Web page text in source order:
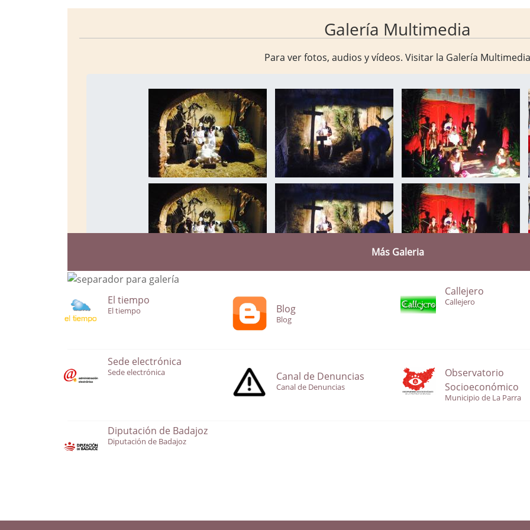
Galería Multimedia
Para ver fotos, audios y vídeos. Visitar la Galería Multimedia
Más Galeria
El tiempo
El tiempo Blog
Blog
Callejero
Callejero
Sede electrónica
Sede electrónica Canal de Denuncias
Canal de Denuncias
Observatorio
Socioeconómico
Municipio de La Parra
Diputación de Badajoz
Diputación de Badajoz